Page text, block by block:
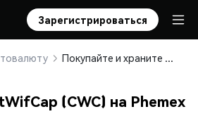
Зарегистрироваться
Покупайте и храните CatWifCap (CWC) безопасно
(CWC) на Phemex